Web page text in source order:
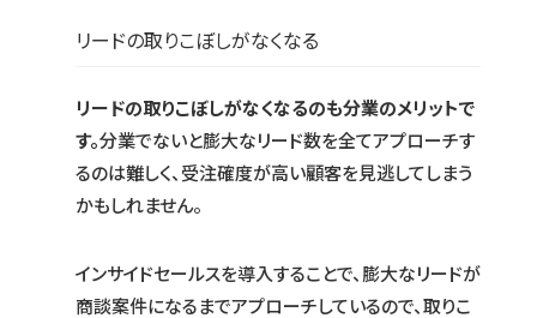
リードの取りこぼしがなくなる
リードの取りこぼしがなくなるのも分業のメリットで
す。分業でないと膨大なリード数を全てアプローチす
るのは難しく、受注確度が高い顧客を見逃してしまう
かもしれません。
インサイドセールスを導入することで、膨大なリードが
商談案件になるまでアプローチしているので、取りこ